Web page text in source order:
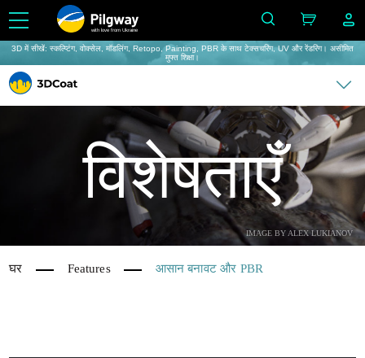
with love from Ukraine
3D में सीखें: स्कल्प्टिंग, वोक्सेल, मॉडलिंग, Retopo, Painting, PBR के साथ टेक्सचरिंग, UV और रेंडरिंग। असीमित
मुफ्त शिक्षा।
IMAGE BY ALEX LUKIANOV
विशेषताएँ
घर Features आसान बनावट और PBR